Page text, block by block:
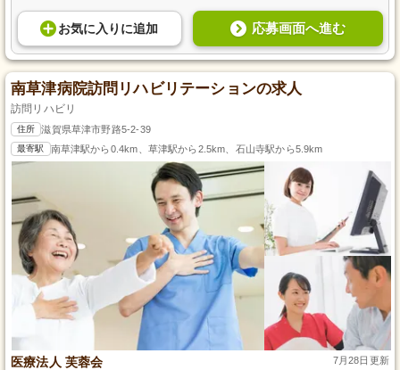
お気に入り に追加 応募画面へ進む
南草津病院訪問リハビリテーションの求人
訪問リハビリ
住所 滋賀県草津市野路5-2-39
最寄駅 南草津駅から0.4km、草津駅から2.5km、石山寺駅から5.9km
医療法人 芙蓉会 7月28日更新